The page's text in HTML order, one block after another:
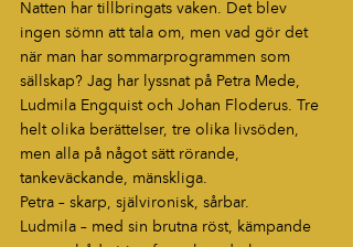
Natten har tillbringats vaken. Det blev
ingen sömn att tala om, men vad gör det
när man har sommarprogrammen som
sällskap? Jag har lyssnat på Petra Mede,
Ludmila Engquist och Johan Floderus. Tre
helt olika berättelser, tre olika livsöden,
men alla på något sätt rörande,
tankeväckande, mänskliga.
Petra – skarp, självironisk, sårbar.
Ludmila – med sin brutna röst, kämpande